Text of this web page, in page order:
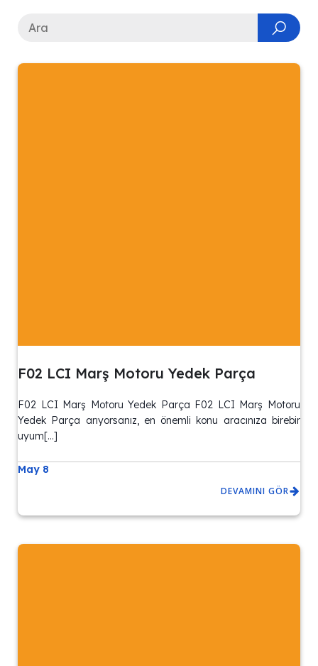
F02 LCI Marş Motoru Yedek Parça
F02 LCI Marş Motoru Yedek Parça F02 LCI Marş Motoru
Yedek Parça arıyorsanız, en önemli konu aracınıza birebir
uyum[…]
May 8
DEVAMINI GÖR